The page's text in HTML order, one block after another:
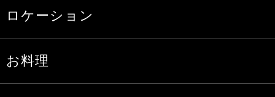
ロケーション
お料理